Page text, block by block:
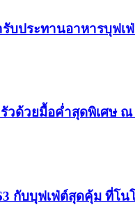
ประทานอาหารบุฟเ
ด้วยมื้อค่ำสุดพิเศษ ณ
กับบุฟเฟ่ต์สุดคุ้ม ที่โน